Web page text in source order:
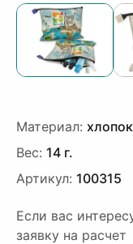
Материал: хлопок
Вес: 14 г.
Артикул: 100315
Если вас
заявку на расчет